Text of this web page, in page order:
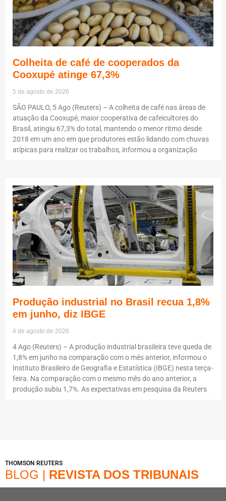
Colheita de café de cooperados da
Cooxupé atinge 67,3%
5 de agosto de 2026
SÃO PAULO, 5 Ago (Reuters) – A colheita de café nas áreas de
atuação da Cooxupé, maior cooperativa de cafeicultores do
Brasil, atingiu 67,3% do total, mantendo o menor ritmo desde
2018 em um ano em que produtores estão lidando com chuvas
atípicas para realizar os trabalhos, informou a organização
Produção industrial no Brasil recua 1,8%
em junho, diz IBGE
4 de agosto de 2026
4 Ago (Reuters) – A produção industrial brasileira teve queda de
1,8% em junho na comparação com o mês anterior, informou o
Instituto Brasileiro de Geografia e Estatística (IBGE) nesta terça-
feira. Na comparação com o mesmo mês do ano anterior, a
produção subiu 1,7%. As expectativas em pesquisa da Reuters
THOMSON REUTERS
BLOG | REVISTA DOS TRIBUNAIS